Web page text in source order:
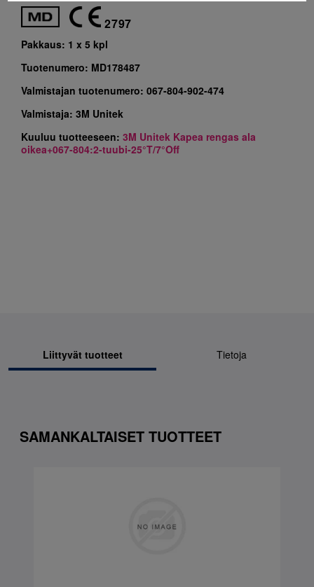
2797
Pakkaus: 1 x 5 kpl
Tuotenumero: MD178487
Valmistajan tuotenumero: 067-804-902-474
Valmistaja: 3M Unitek
Kuuluu tuotteeseen: 3M Unitek Kapea rengas ala
oikea+067-804:2-tuubi-25°T/7°Off
Liittyvät tuotteet Tietoja
SAMANKALTAISET TUOTTEET